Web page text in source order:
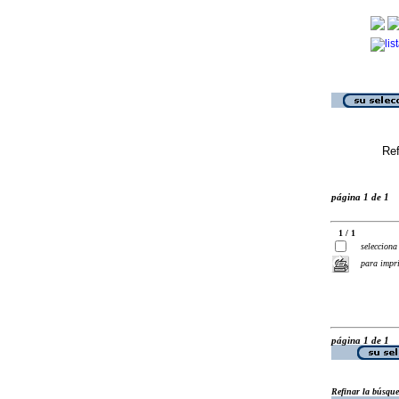
página 1 de 1
1 / 1
selecciona
para
página 1 de 1
Refinar la